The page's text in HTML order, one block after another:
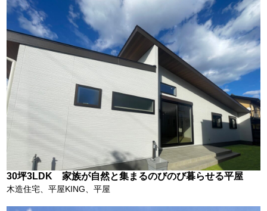
30坪3LDK 家族が自然と集まるのびのび暮らせる平屋
木造住宅、平屋KING、平屋